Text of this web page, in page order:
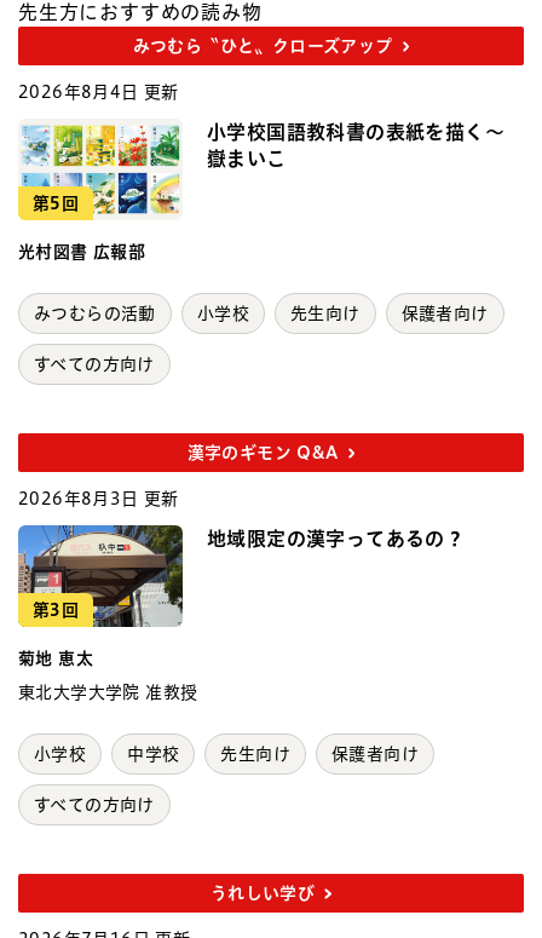
先生方におすすめの読み物
みつむら〝ひと〟クローズアップ
2026年8月4日 更新
第5回
小学校国語教科書の表紙を描く～
嶽まいこ
光村図書 広報部
みつむらの活動 小学校 先生向け 保護者向け
すべての方向け
漢字のギモン Q&A
2026年8月3日 更新
第3回
地域限定の漢字ってあるの？
菊地 恵太
東北大学大学院 准教授
小学校 中学校 先生向け 保護者向け
すべての方向け
うれしい学び